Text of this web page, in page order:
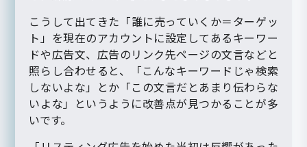
こうして出てきた「誰に売っていくか＝ターゲッ
ト」を現在のアカウントに設定してあるキーワー
ドや広告文、広告のリンク先ページの文言などと
照らし合わせると、「こんなキーワードじゃ検索
しないよな」とか「この文言だとあまり伝わらな
いよな」というように改善点が見つかることが多
いです。